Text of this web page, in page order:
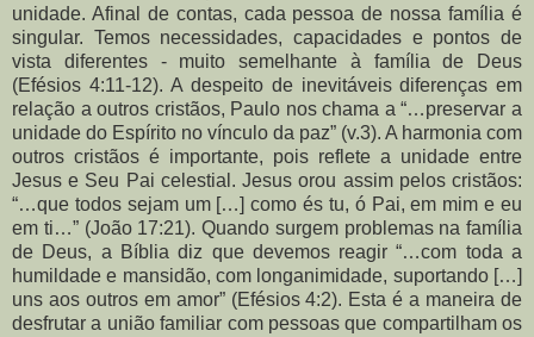
unidade. Afinal de contas, cada pessoa de nossa família é
singular. Temos necessidades, capacidades e pontos de
vista diferentes - muito semelhante à família de Deus
(Efésios 4:11-12). A despeito de inevitáveis diferenças em
relação a outros cristãos, Paulo nos chama a “…preservar a
unidade do Espírito no vínculo da paz” (v.3). A harmonia com
outros cristãos é importante, pois reflete a unidade entre
Jesus e Seu Pai celestial. Jesus orou assim pelos cristãos:
“…que todos sejam um […] como és tu, ó Pai, em mim e eu
em ti…” (João 17:21). Quando surgem problemas na família
de Deus, a Bíblia diz que devemos reagir “…com toda a
humildade e mansidão, com longanimidade, suportando […]
uns aos outros em amor” (Efésios 4:2). Esta é a maneira de
desfrutar a união familiar com pessoas que compartilham os